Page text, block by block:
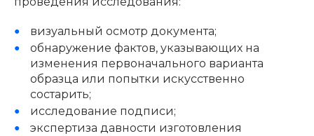
визуальный осмотр документа;
обнаружение фактов, указывающих на
изменения первоначального варианта
образца или попытки искусственно
состарить;
исследование подписи;
экспертиза давности изготовления